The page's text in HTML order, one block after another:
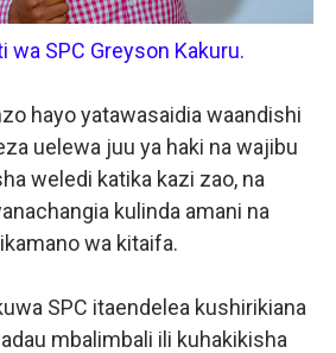
wa SPC Greyson Kakuru.
hayo yatawasaidia waandishi
uelewa juu ya haki na wajibu
weledi katika kazi zao, na
kulinda amani na
wa kitaifa.
SPC itaendelea kushirikiana
mbalimbali ili kuhakikisha